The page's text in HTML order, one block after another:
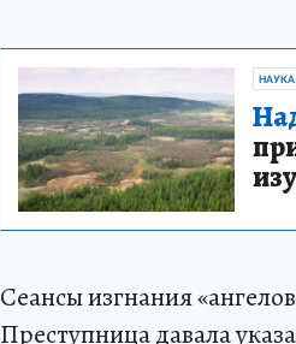
НАУКА
Сеансы изгнания
Преступница давала